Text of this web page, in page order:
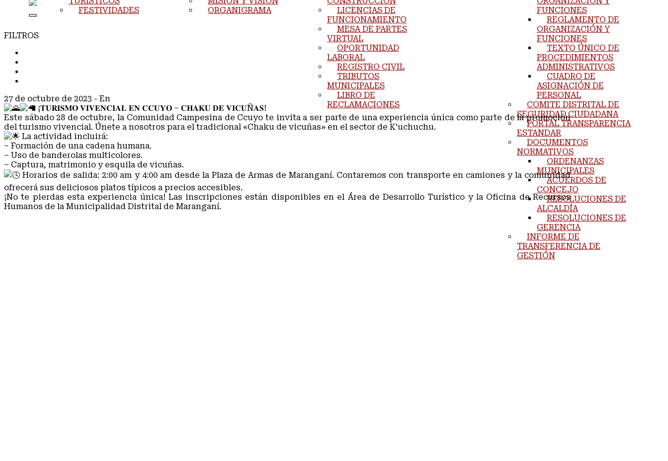
FESTIVIDADES
ORGANIGRAMA
LICENCIAS DE
FUNCIONAMIENTO
MESA DE PARTES
VIRTUAL
OPORTUNIDAD
LABORAL
REGISTRO CIVIL
TRIBUTOS
MUNICIPALES
LIBRO DE
RECLAMACIONES
FUNCIONES
REGLAMENTO DE
ORGANIZACIÓN Y
FUNCIONES
TEXTO ÚNICO DE
PROCEDIMIENTOS
ADMINISTRATIVOS
CUADRO DE
ASIGNACIÓN DE
PERSONAL
COMITE DISTRITAL DE
SEGURIDAD CIUDADANA
PORTAL TRANSPARENCIA
ESTANDAR
DOCUMENTOS
NORMATIVOS
ORDENANZAS
MUNICIPALES
ACUERDOS DE
CONCEJO
RESOLUCIONES DE
ALCALDÍA
RESOLUCIONES DE
GERENCIA
INFORME DE
TRANSFERENCIA DE
GESTIÓN
FILTROS
27 de octubre de 2023 - En
¡𝐓𝐔𝐑𝐈𝐒𝐌𝐎 𝐕𝐈𝐕𝐄𝐍𝐂𝐈𝐀𝐋 𝐄𝐍 𝐂𝐂𝐔𝐘𝐎 – 𝐂𝐇𝐀𝐊𝐔 𝐃𝐄 𝐕𝐈𝐂𝐔Ñ𝐀𝐒!
Este sábado 28 de octubre, la Comunidad Campesina de Ccuyo te invita a ser parte de una experiencia única como parte de la promoción
del turismo vivencial. Únete a nosotros para el tradicional «Chaku de vicuñas» en el sector de K’uchuchu.
La actividad incluirá:
– Formación de una cadena humana.
– Uso de banderolas multicolores.
– Captura, matrimonio y esquila de vicuñas.
Horarios de salida: 2:00 am y 4:00 am desde la Plaza de Armas de Maranganí. Contaremos con transporte en camiones y la comunidad
ofrecerá sus deliciosos platos típicos a precios accesibles.
¡No te pierdas esta experiencia única! Las inscripciones están disponibles en el Área de Desarrollo Turístico y la Oficina de Recursos
Humanos de la Municipalidad Distrital de Maranganí.